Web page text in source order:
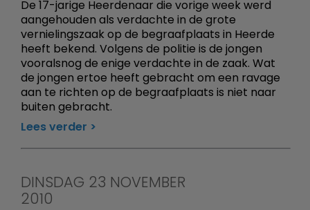
De 17-jarige Heerdenaar die vorige week werd
aangehouden als verdachte in de grote
vernielingszaak op de begraafplaats in Heerde
heeft bekend. Volgens de politie is de jongen
vooralsnog de enige verdachte in de zaak. Wat
de jongen ertoe heeft gebracht om een ravage
aan te richten op de begraafplaats is niet naar
buiten gebracht.
Lees verder
DINSDAG 23 NOVEMBER
2010